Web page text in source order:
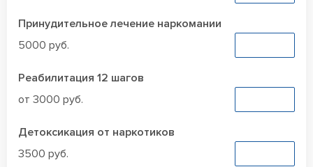
Принудительное лечение наркомании
5000 руб.
Реабилитация 12 шагов
от 3000 руб.
Детоксикация от наркотиков
3500 руб.